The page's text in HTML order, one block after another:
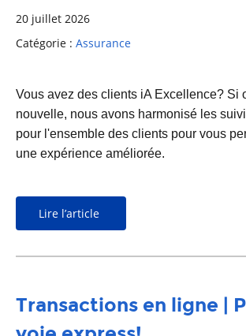
20 juillet 2026
Catégorie : Assurance
Vous avez des clients iA Excellence? Si
nouvelle, nous avons harmonisé les
pour l'ensemble des clients pour vous
une expérience améliorée.
Lire l’article
Transactions en ligne |